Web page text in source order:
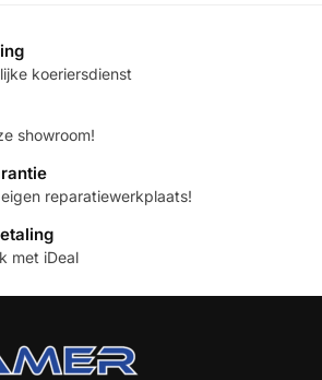
koeriersdienst
showroom!
reparatiewerkplaats!
met iDeal